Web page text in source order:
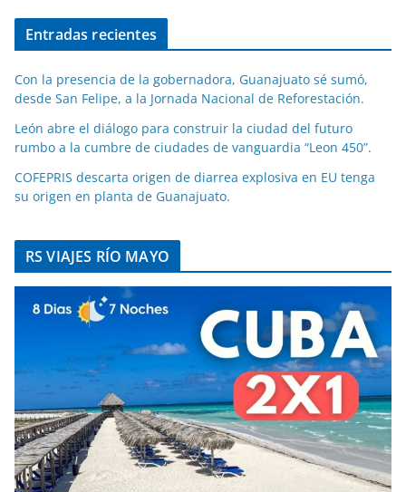
Entradas recientes
Con la presencia de la gobernadora, Guanajuato sé sumó,
desde San Felipe, a la Jornada Nacional de Reforestación.
León abre el diálogo para construir la ciudad del futuro
rumbo a la cumbre de ciudades de vanguardia “Leon 450”.
COFEPRIS descarta origen de diarrea explosiva en EU tenga
su origen en planta de Guanajuato.
RS VIAJES RÍO MAYO